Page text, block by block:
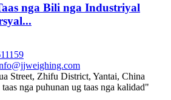
nga Bili nga Industriyal
Street, Zhifu District, Yantai, China
nga puhunan ug taas nga kalidad"